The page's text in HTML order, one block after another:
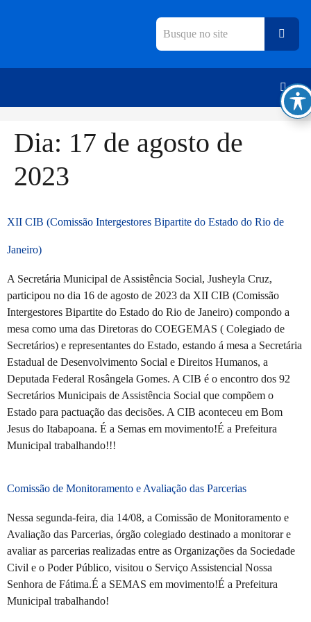
Dia: 17 de agosto de
2023
XII CIB (Comissão Intergestores Bipartite do Estado do Rio de
Janeiro)
A Secretária Municipal de Assistência Social, Jusheyla Cruz,
participou no dia 16 de agosto de 2023 da XII CIB (Comissão
Intergestores Bipartite do Estado do Rio de Janeiro) compondo a
mesa como uma das Diretoras do COEGEMAS ( Colegiado de
Secretários) e representantes do Estado, estando á mesa a Secretária
Estadual de Desenvolvimento Social e Direitos Humanos, a
Deputada Federal Rosângela Gomes. A CIB é o encontro dos 92
Secretários Municipais de Assistência Social que compõem o
Estado para pactuação das decisões. A CIB aconteceu em Bom
Jesus do Itabapoana. É a Semas em movimento!É a Prefeitura
Municipal trabalhando!!!
Comissão de Monitoramento e Avaliação das Parcerias
Nessa segunda-feira, dia 14/08, a Comissão de Monitoramento e
Avaliação das Parcerias, órgão colegiado destinado a monitorar e
avaliar as parcerias realizadas entre as Organizações da Sociedade
Civil e o Poder Público, visitou o Serviço Assistencial Nossa
Senhora de Fátima.É a SEMAS em movimento!É a Prefeitura
Municipal trabalhando!